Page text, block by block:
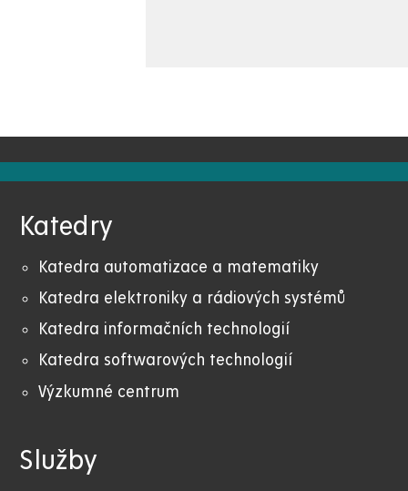
Katedry
Katedra automatizace a matematiky
Katedra elektroniky a rádiových systémů
Katedra informačních technologií
Katedra softwarových technologií
Výzkumné centrum
Služby